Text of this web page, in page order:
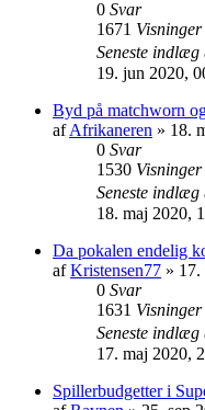
0 Svar
1671 Visninger
Seneste indlæg
19. jun 2020,
Byd på matchworn
afAfrikaneren » 18.
0 Svar
1530 Visninger
Seneste indlæg
18. maj 2020,
Da pokalen endelig
afKristensen77 » 17.
0 Svar
1631 Visninger
Seneste indlæg
17. maj 2020,
Spillerbudgetter i